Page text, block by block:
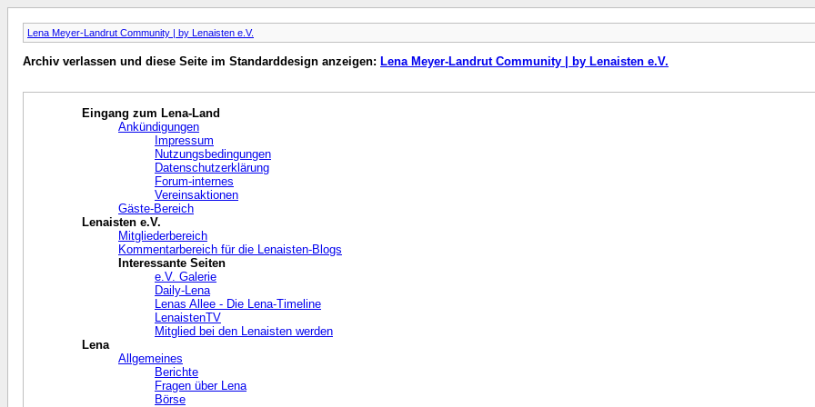
Lena Meyer-Landrut Community | by Lenaisten e.V.
Archiv verlassen und diese Seite im Standarddesign anzeigen: Lena Meyer-Landrut Community | by Lenaisten e.V.
Eingang zum Lena-Land
Ankündigungen
Impressum
Nutzungsbedingungen
Datenschutzerklärung
Forum-internes
Vereinsaktionen
Gäste-Bereich
Lenaisten e.V.
Mitgliederbereich
Kommentarbereich für die Lenaisten-Blogs
Interessante Seiten
e.V. Galerie
Daily-Lena
Lenas Allee - Die Lena-Timeline
LenaistenTV
Mitglied bei den Lenaisten werden
Lena
Allgemeines
Berichte
Fragen über Lena
Börse